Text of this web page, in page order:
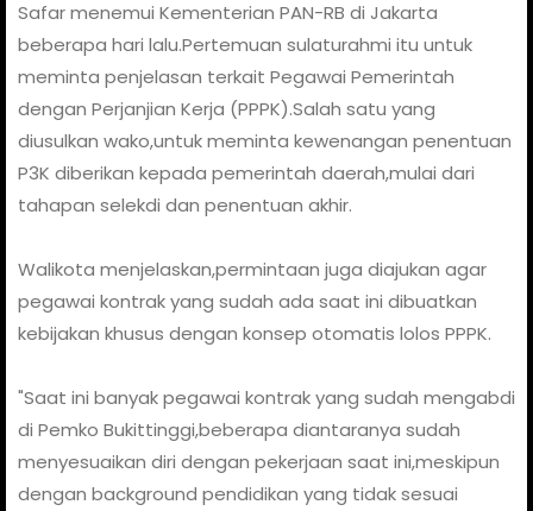
Safar menemui Kementerian PAN-RB di Jakarta
beberapa hari lalu.Pertemuan sulaturahmi itu untuk
meminta penjelasan terkait Pegawai Pemerintah
dengan Perjanjian Kerja (PPPK).Salah satu yang
diusulkan wako,untuk meminta kewenangan penentuan
P3K diberikan kepada pemerintah daerah,mulai dari
tahapan selekdi dan penentuan akhir.
Walikota menjelaskan,permintaan juga diajukan agar
pegawai kontrak yang sudah ada saat ini dibuatkan
kebijakan khusus dengan konsep otomatis lolos PPPK.
"Saat ini banyak pegawai kontrak yang sudah mengabdi
di Pemko Bukittinggi,beberapa diantaranya sudah
menyesuaikan diri dengan pekerjaan saat ini,meskipun
dengan background pendidikan yang tidak sesuai